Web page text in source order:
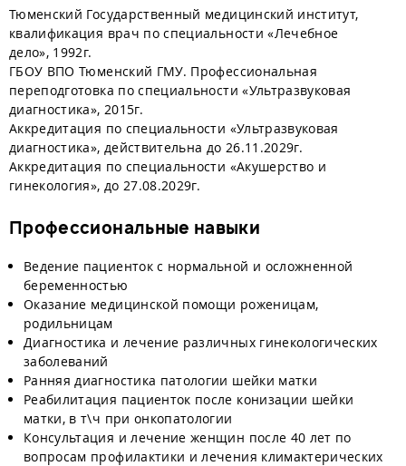
Тюменский Государственный медицинский институт,
квалификация врач по специальности «Лечебное
дело», 1992г.
ГБОУ ВПО Тюменский ГМУ. Профессиональная
переподготовка по специальности «Ультразвуковая
диагностика», 2015г.
Аккредитация по специальности «Ультразвуковая
диагностика», действительна до 26.11.2029г.
Аккредитация по специальности «Акушерство и
гинекология», до 27.08.2029г.
Профессиональные навыки
Ведение пациенток с нормальной и осложненной
беременностью
Оказание медицинской помощи роженицам,
родильницам
Диагностика и лечение различных гинекологических
заболеваний
Ранняя диагностика патологии шейки матки
Реабилитация пациенток после конизации шейки
матки, в т\ч при онкопатологии
Консультация и лечение женщин после 40 лет по
вопросам профилактики и лечения климактерических